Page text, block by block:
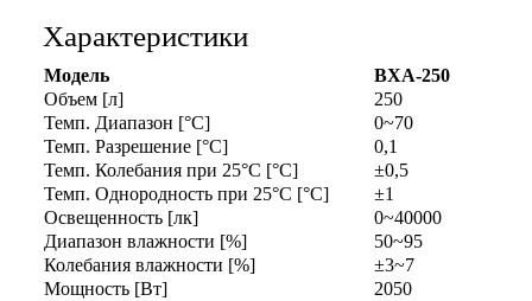
Характеристики
Модель
ВХА-250
Объем [л]
250
Темп. Диапазон [°С]
0~70
Темп. Разрешение [°С]
0,1
Темп. Колебания при 25°C [°C]
±0,5
Темп. Однородность при 25°C [°C]
±1
Освещенность [лк]
0~40000
Диапазон влажности [%]
50~95
Колебания влажности [%]
±3~7
Мощность [Вт]
2050